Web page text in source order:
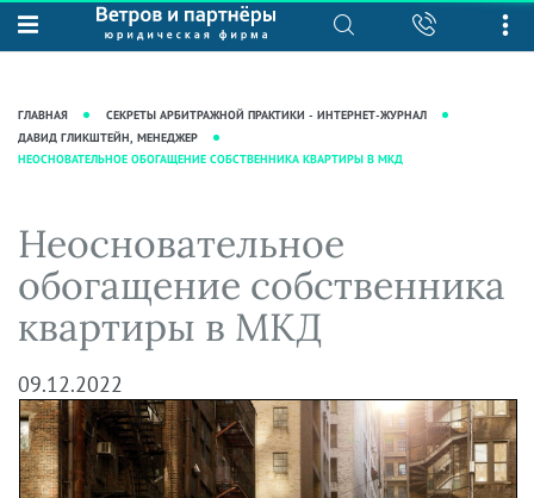
О нас
Рекомендации
фирмы
Кейсы
Вакансии
Юридические услуги
Интеллектуальная собственность
Сопровождение бизнеса
Ведение уголовных дел
Защита активов
База знаний
Журнал "Секреты арбитражной
практики"
Статьи
Аудиоподкасты
Видеоподкасты
Справочная
Вопросы-ответы
Вебинары и семинары
Прямые эфиры
ГЛАВНАЯ
СЕКРЕТЫ АРБИТРАЖНОЙ ПРАКТИКИ - ИНТЕРНЕТ-ЖУРНАЛ
ДАВИД ГЛИКШТЕЙН, МЕНЕДЖЕР
НЕОСНОВАТЕЛЬНОЕ ОБОГАЩЕНИЕ СОБСТВЕННИКА КВАРТИРЫ В МКД
Неосновательное
обогащение собственника
квартиры в МКД
09.12.2022